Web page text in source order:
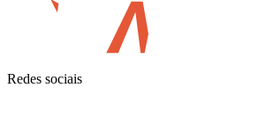
Redes sociais